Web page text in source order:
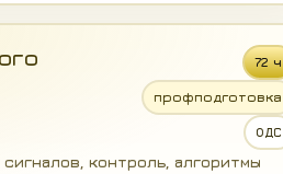
72 ч
профподготовка
ОДС
контроль, алгоритмы